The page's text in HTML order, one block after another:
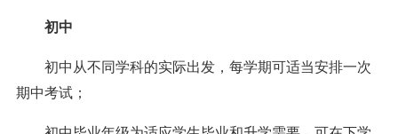
初中
初中从不同学科的实际出发，每学期可适当安排一次
期中考试；